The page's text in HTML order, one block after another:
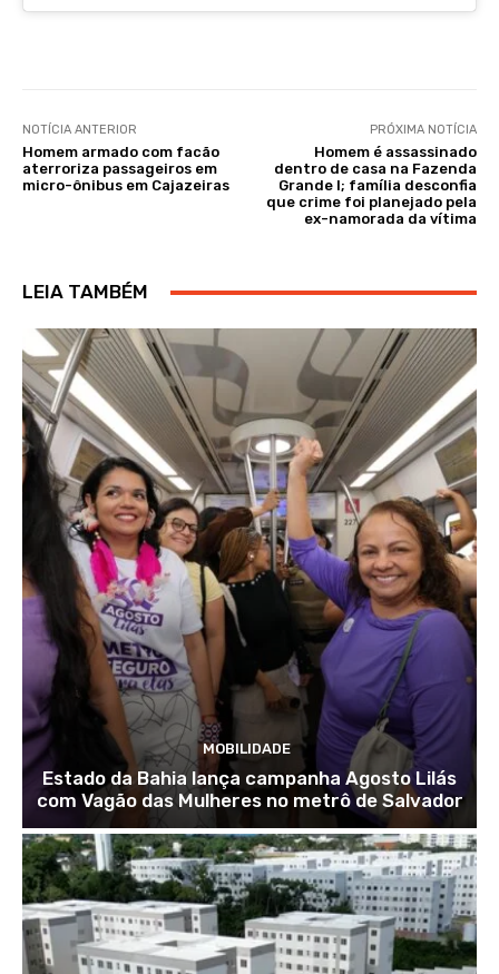
NOTÍCIA ANTERIOR
Homem armado com facão
aterroriza passageiros em
micro-ônibus em Cajazeiras
PRÓXIMA NOTÍCIA
Homem é assassinado
dentro de casa na Fazenda
Grande I; família desconfia
que crime foi planejado pela
ex-namorada da vítima
LEIA TAMBÉM
MOBILIDADE
Estado da Bahia lança campanha Agosto Lilás
com Vagão das Mulheres no metrô de Salvador